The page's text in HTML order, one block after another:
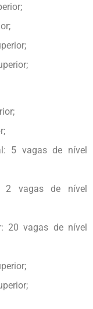
5 vagas de nível
2 vagas de nível
20 vagas de nível